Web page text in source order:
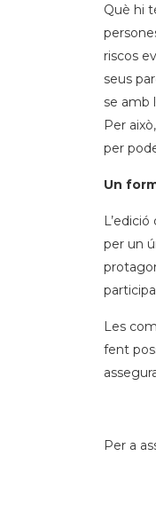
Què hi
riscos
seus
se amb
Per
per
Un
per un
Les
fent
Per a